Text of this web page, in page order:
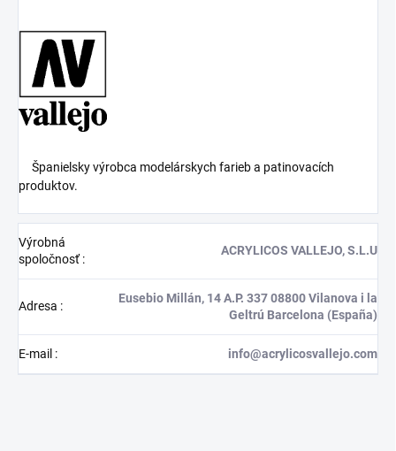
Španielsky výrobca modelárskych farieb a patinovacích
produktov.
Výrobná
spoločnosť:
ACRYLICOS VALLEJO, S.L.U
Adresa :
Eusebio Millán, 14 A.P. 337 08800 Vilanova i la
Geltrú Barcelona (España)
E-mail : info@acrylicosvallejo.com